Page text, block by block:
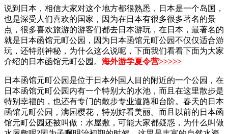
说到日本，相信大家对这个地方都很熟悉，日本是一个岛国，
也是深受人们喜欢的国家，因为在日本有很多很多著名的景
点，很多喜欢旅游的游客们都去日本游玩，在日本，最著名的
就是日本函馆元町公园，因为日本函馆元町公园不仅仅适合游
玩，还特别神秘，为什么这么说呢，下面我们看看下面为大家
介绍的日本函馆元町公园。 海外游学夏令营>>>>>
日本函馆元町公园是位于日本外国人目的附近的一个公园，在
日本函馆元町公园内有一个特别大的水池，而且在这里散步是
特别幸福的，也还有专门的散步专业道路和台阶。春天的日本
函馆元町公园，满园樱花，特别好看美丽。而且以前的日本函
馆元町公园还被叫做：水屋敷，可能大家都疑惑，为什么叫做